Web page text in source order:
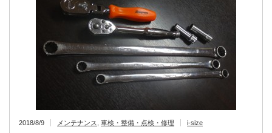
2018/8/9 メンテナンス 車検・整備・点検・修理 i-size